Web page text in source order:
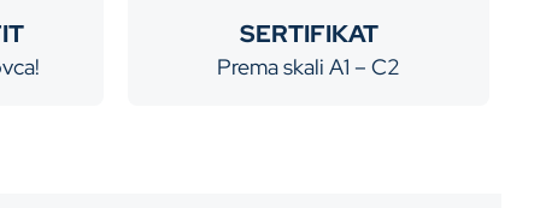
SERTIFIKAT
Prema skali A1 – C2